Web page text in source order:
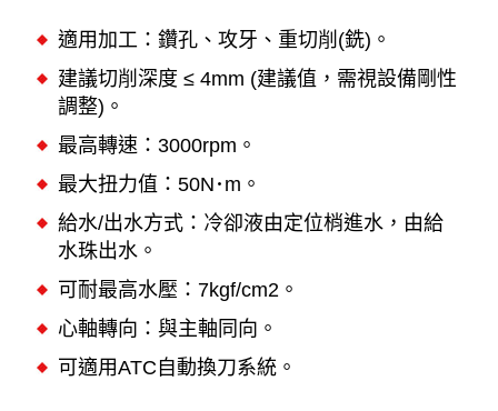
適用加工：鑽孔、攻牙、重切削(銑)。
建議切削深度 ≤ 4mm (建議值，需視設備剛性
調整)。
最高轉速：3000rpm。
最大扭力值：50N･m。
給水/出水方式：冷卻液由定位梢進水，由給
水珠出水。
可耐最高水壓：7kgf/cm2。
心軸轉向：與主軸同向。
可適用ATC自動換刀系統。